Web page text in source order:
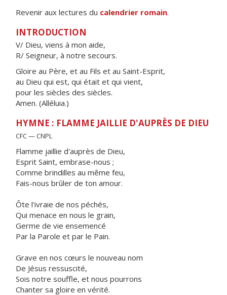
Revenir aux lectures du calendrier romain.
INTRODUCTION
V/ Dieu, viens à mon aide,
R/ Seigneur, à notre secours.
Gloire au Père, et au Fils et au Saint-Esprit,
au Dieu qui est, qui était et qui vient,
pour les siècles des siècles.
Amen. (Alléluia.)
HYMNE : FLAMME JAILLIE D'AUPRÈS DE DIEU
CFC — CNPL
Flamme jaillie d'auprès de Dieu,
Esprit Saint, embrase-nous ;
Comme brindilles au même feu,
Fais-nous brûler de ton amour.
Ôte l'ivraie de nos péchés,
Qui menace en nous le grain,
Germe de vie ensemencé
Par la Parole et par le Pain.
Grave en nos cœurs le nouveau nom
De Jésus ressuscité,
Sois notre souffle, et nous pourrons
Chanter sa gloire en vérité.